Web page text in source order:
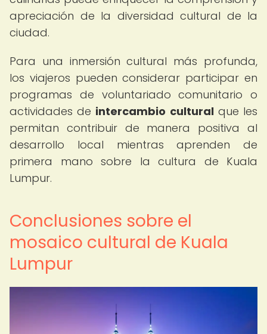
apreciación de la diversidad cultural de la
ciudad.
Para una inmersión cultural más profunda,
los viajeros pueden considerar participar en
programas de voluntariado comunitario o
actividades de intercambio culturalque les
permitan contribuir de manera positiva al
desarrollo local mientras aprenden de
primera mano sobre la cultura de Kuala
Lumpur.
Conclusiones sobre el
mosaico cultural de Kuala
Lumpur